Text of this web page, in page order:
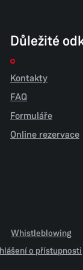
Důležité
Kontakty
FAQ
Formuláře
Online rezervace
Whistleblowing
o přístupnosti